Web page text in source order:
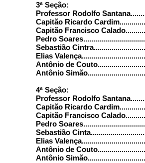
3ª Seção:
Professor Rodolfo
Capitão Ricardo
Capitão Francisco
Pedro
Sebastião
Elias
Antônio de
Antônio
4ª Seção:
Professor Rodolfo
Capitão Ricardo
Capitão Francisco
Pedro
Sebastião
Elias
Antônio de
Antônio